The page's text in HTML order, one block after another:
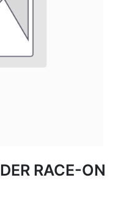
RACE-ON